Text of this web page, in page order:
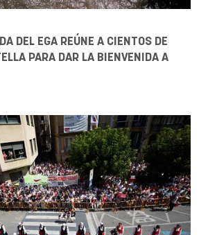
DEL EGA REÚNE A CIENTOS DE
PARA DAR LA BIENVENIDA A